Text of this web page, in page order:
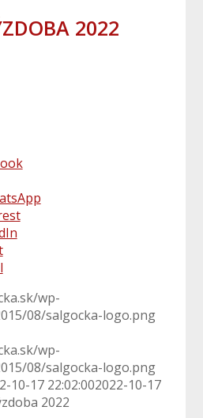
2022
wp-
08/salgocka-logo.png
wp-
08/salgocka-logo.png
10-17 22:02:002022-10-17
2022